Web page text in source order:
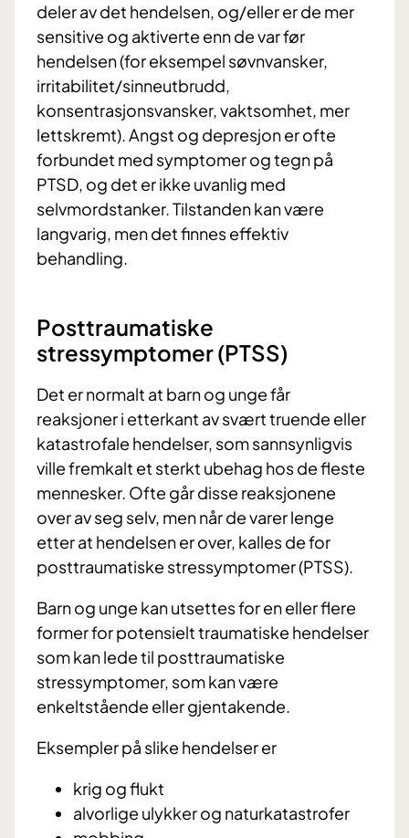
deler av det hendelsen, og/eller er de mer
sensitive og aktiverte enn de var før
hendelsen (for eksempel søvnvansker,
irritabilitet/sinneutbrudd,
konsentrasjonsvansker, vaktsomhet, mer
lettskremt). Angst og depresjon er ofte
forbundet med symptomer og tegn på
PTSD, og det er ikke uvanlig med
selvmordstanker. Tilstanden kan være
langvarig, men det finnes effektiv
behandling.
Posttraumatiske
stressymptomer (PTSS)
Det er normalt at barn og unge får
reaksjoner i etterkant av svært truende eller
katastrofale hendelser, som sannsynligvis
ville fremkalt et sterkt ubehag hos de fleste
mennesker. Ofte går disse reaksjonene
over av seg selv, men når de varer lenge
etter at hendelsen er over, kalles de for
posttraumatiske stressymptomer (PTSS).
Barn og unge kan utsettes for en eller flere
former for potensielt traumatiske hendelser
som kan lede til posttraumatiske
stressymptomer, som kan være
enkeltstående eller gjentakende.
Eksempler på slike hendelser er
krig og flukt
alvorlige ulykker og naturkatastrofer